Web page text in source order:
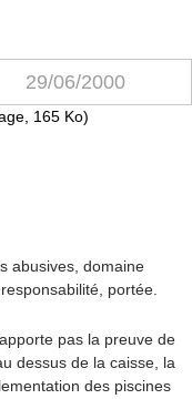
29/06/2000
165 Ko)
abusives, domaine
portée.
pas la preuve de
dessus de la caisse, la
des piscines